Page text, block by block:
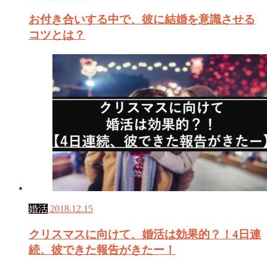
お付き合いする中で、彼に結婚を意識させる
コツとは？
婚活 2018.12.15
クリスマスに向けて、婚活は効果的？！4日連
続、彼できた報告がきたー！